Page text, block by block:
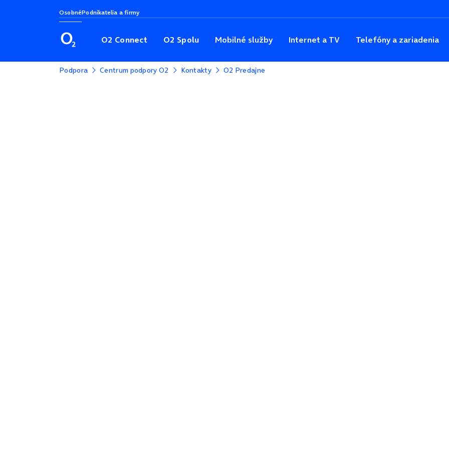
OsobnéPodnikatelia a firmy
O2 Connect O2 Spolu Mobilné služby Internet a TV Telefóny a zariadenia
Podpora Centrum podpory O2 Kontakty O2 Predajne